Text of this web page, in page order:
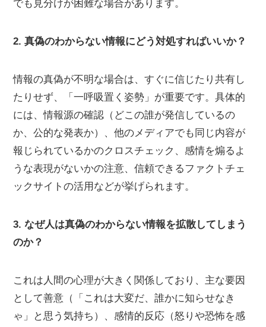
でも見分けが困難な場合があります。
2. 真偽のわからない情報にどう対処すればいいか？
情報の真偽が不明な場合は、すぐに信じたり共有し
たりせず、「一呼吸置く姿勢」が重要です。具体的
には、情報源の確認（どこの誰が発信しているの
か、公的な発表か）、他のメディアでも同じ内容が
報じられているかのクロスチェック、感情を煽るよ
うな表現がないかの注意、信頼できるファクトチェ
ックサイトの活用などが挙げられます。
3. なぜ人は真偽のわからない情報を拡散してしまう
のか？
これは人間の心理が大きく関係しており、主な要因
として善意（「これは大変だ、誰かに知らせなき
ゃ」と思う気持ち）、感情的反応（怒りや恐怖を感